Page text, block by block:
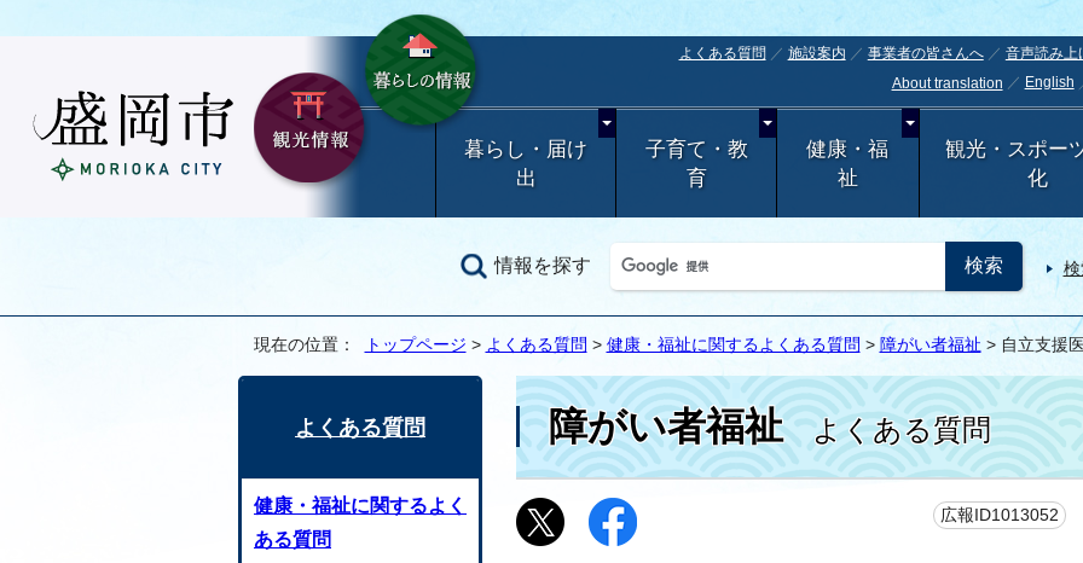
よくある質問 施設案内 事業者の皆さんへ 音声読み上
About translation
English
暮らし・届け
出
子育て・教
育
健康・福
祉
観光・スポー
化
情報を探す
現在の位置： トップページ > よくある質問 > 健康・福祉に関するよくある質問 > 障がい者福祉 > 自立支援
障がい者福祉よくある質問
広報ID1013052
よくある質問
健康・福祉に関するよく
ある質問